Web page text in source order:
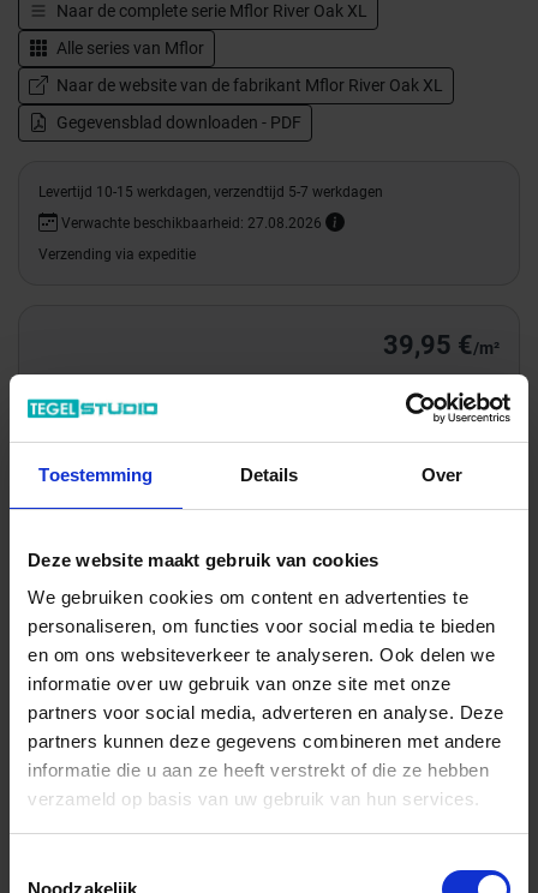
Toestemming Details Over
Deze website maakt gebruik van cookies
We gebruiken cookies om content en advertenties te
personaliseren, om functies voor social media te bieden
en om ons websiteverkeer te analyseren. Ook delen we
informatie over uw gebruik van onze site met onze
partners voor social media, adverteren en analyse. Deze
partners kunnen deze gegevens combineren met andere
informatie die u aan ze heeft verstrekt of die ze hebben
verzameld op basis van uw gebruik van hun services.
Noodzakelijk
Naar de complete serie Mflor River Oak XL
Alle series van Mflor
Naar de website van de fabrikant Mflor River Oak XL
Gegevensblad downloaden - PDF
Levertijd 10-15 werkdagen, verzendtijd 5-7 werkdagen
Verwachte beschikbaarheid: 27.08.2026
Verzending via expeditie
39,95 €/m²
Totale prijs / geleverde hoeveelheid
137,84 €